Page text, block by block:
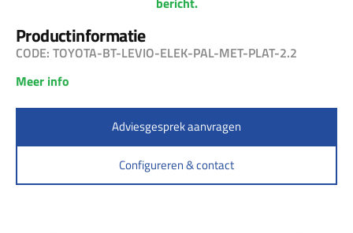
Productinformatie
CODE: TOYOTA-BT-LEVIO-ELEK-PAL-MET-PLAT-2.2
Meer info
Adviesgesprek aanvragen
Configureren & contact